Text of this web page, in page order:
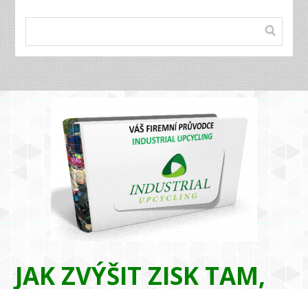
JAK ZVÝŠIT ZISK TAM,